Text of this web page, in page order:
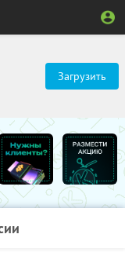
Загрузить